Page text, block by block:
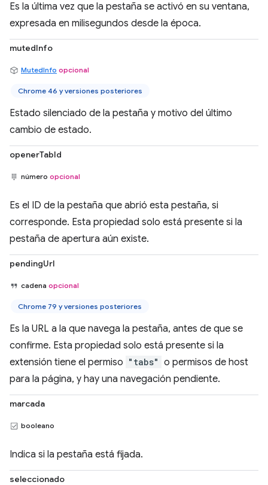
Es la última vez que la pestaña se activó en su ventana,
expresada en milisegundos desde la época.
mutedInfo
MutedInfo opcional
Chrome 46 y versiones posteriores
Estado silenciado de la pestaña y motivo del último
cambio de estado.
openerTabId
número opcional
Es el ID de la pestaña que abrió esta pestaña, si
corresponde. Esta propiedad solo está presente si la
pestaña de apertura aún existe.
pendingUrl
cadena opcional
Chrome 79 y versiones posteriores
Es la URL a la que navega la pestaña, antes de que se
confirme. Esta propiedad solo está presente si la
extensión tiene el permiso "tabs" o permisos de host
para la página, y hay una navegación pendiente.
marcada
booleano
Indica si la pestaña está fijada.
seleccionado